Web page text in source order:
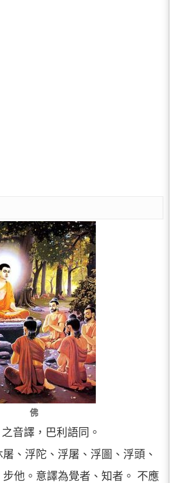
佛
音譯，巴利語同。
屠、浮陀、浮屠、浮圖、浮頭、
步他。意譯為覺者、知者。 不應